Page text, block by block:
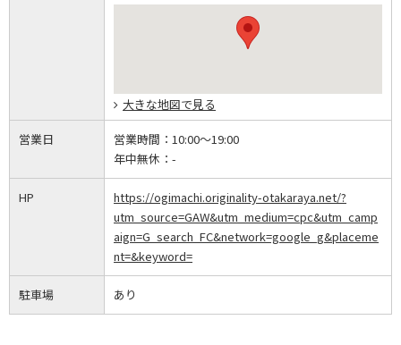
大きな地図で見る
営業日 営業時間： 10:00～19:00
年中無休： -
HP
https://ogimachi.originality-otakaraya.net/?
utm_source=GAW&utm_medium=cpc&utm_camp
aign=G_search_FC&network=google_g&placeme
nt=&keyword=
駐車場 あり